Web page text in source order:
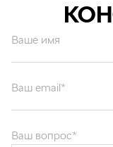
Ваше имя
персональных данных